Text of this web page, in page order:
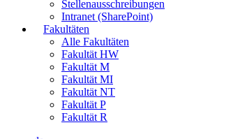
Stellenausschreibungen
Intranet (SharePoint)
Fakultäten
Alle Fakultäten
Fakultät HW
Fakultät M
Fakultät MI
Fakultät NT
Fakultät P
Fakultät R